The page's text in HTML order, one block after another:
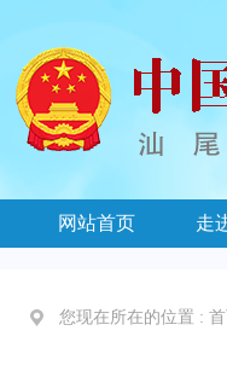
网站首页 走
您现在所在的位置 : 首